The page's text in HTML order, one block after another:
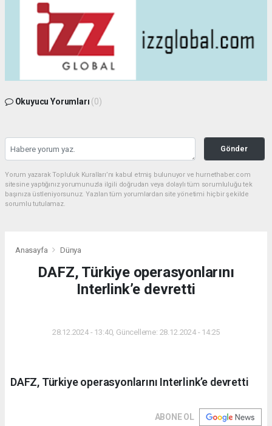
Okuyucu Yorumları (0)
Gönder
Yorum yazarak Topluluk Kuralları’nı kabul etmiş bulunuyor ve hurnethaber.com
sitesine yaptığınız yorumunuzla ilgili doğrudan veya dolaylı tüm sorumluluğu tek
başınıza üstleniyorsunuz. Yazılan tüm yorumlardan site yönetimi hiçbir şekilde
sorumlu tutulamaz.
Anasayfa Dünya
DAFZ, Türkiye operasyonlarını
Interlink’e devretti
28.12.2024 - 13:40, Güncelleme: 28.12.2024 - 14:25
DAFZ, Türkiye operasyonlarını Interlink’e devretti
ABONE OL